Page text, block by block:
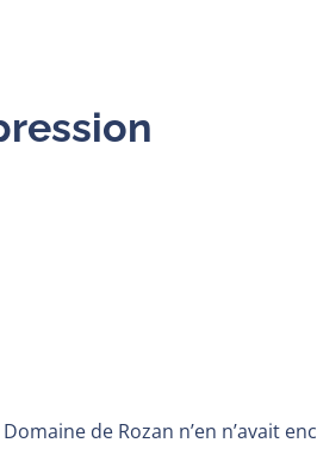
de Rozan n’en n’avait